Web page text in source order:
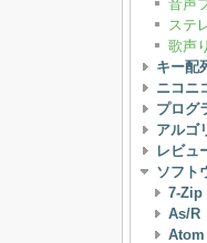
音声
ステ
歌声
キー配
ニコニ
プログ
アルゴ
レビュ
ソフト
7-Zip
As/R
Atom